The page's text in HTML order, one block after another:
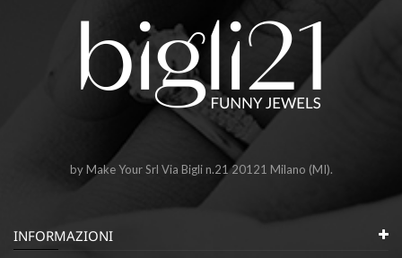
by Make Your Srl Via Bigli n.21 20121 Milano (MI).
INFORMAZIONI